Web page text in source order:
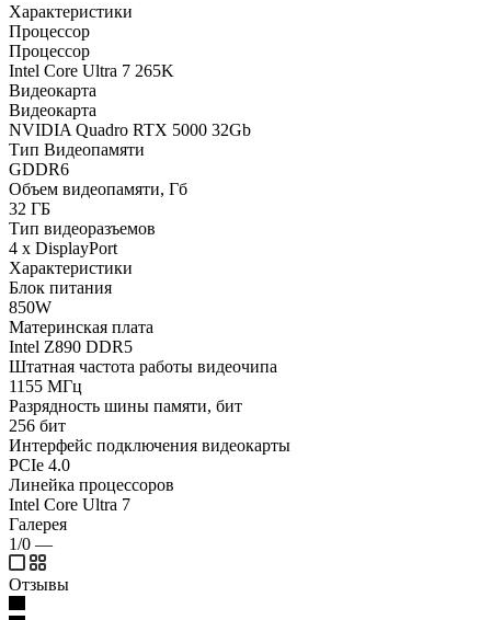
Характеристики
Процессор
Процессор
Intel Core Ultra 7 265K
Видеокарта
Видеокарта
NVIDIA Quadro RTX 5000 32Gb
Тип Видеопамяти
GDDR6
Объем видеопамяти, Гб
32 ГБ
Тип видеоразъемов
4 x DisplayPort
Характеристики
Блок питания
850W
Материнская плата
Intel Z890 DDR5
Штатная частота работы видеочипа
1155 МГц
Разрядность шины памяти, бит
256 бит
Интерфейс подключения видеокарты
PCIe 4.0
Линейка процессоров
Intel Core Ultra 7
Галерея
1/0 —
Отзывы